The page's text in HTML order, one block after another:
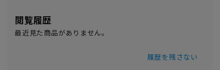
閲覧履歴
最近見た商品がありません。
履歴を残さない